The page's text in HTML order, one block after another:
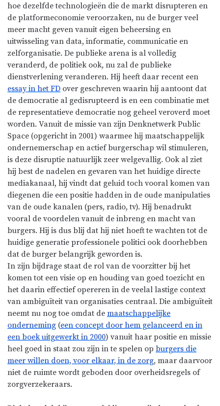
hoe dezelfde technologieën die de markt disrupteren en
de platformeconomie veroorzaken, nu de burger veel
meer macht geven vanuit eigen beheersing en
uitwisseling van data, informatie, communicatie en
zelforganisatie. De publieke arena is al volledig
veranderd, de politiek ook, nu zal de publieke
dienstverlening veranderen. Hij heeft daar recent een
essay in het FD over geschreven waarin hij aantoont dat
de democratie al gedisrupteerd is en een combinatie met
de representatieve democratie nog geheel veroverd moet
worden. Vanuit de missie van zijn Denknetwerk Public
Space (opgericht in 2001) waarmee hij maatschappelijk
ondernemerschap en actief burgerschap wil stimuleren,
is deze disruptie natuurlijk zeer welgevallig. Ook al ziet
hij best de nadelen en gevaren van het huidige directe
mediakanaal, hij vindt dat geluid toch vooral komen van
diegenen die een positie hadden in de oude manipulaties
van de oude kanalen (pers, radio, tv). Hij benadrukt
vooral de voordelen vanuit de inbreng en macht van
burgers. Hij is dus blij dat hij niet hoeft te wachten tot de
huidige generatie professionele politici ook doorhebben
dat de burger belangrijk geworden is.
In zijn bijdrage staat de rol van de voorzitter bij het
komen tot een visie op en houding van goed toezicht en
het daarin effectief opereren in de veelal lastige context
van ambiguïteit van organisaties centraal. Die ambiguïteit
neemt nu nog toe omdat de maatschappelijke
onderneming (een concept door hem gelanceerd en in
een boek uitgewerkt in 2000) vanuit haar positie en missie
heel goed in staat zou zijn in te spelen op burgers die
meer willen doen, voor elkaar, in de zorg, maar daarvoor
niet de ruimte wordt geboden door overheidsregels of
zorgverzekeraars.